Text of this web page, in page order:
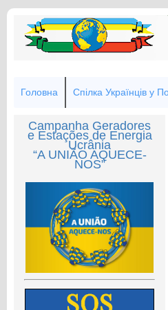
Головна Спілка Українців у
Campanha Geradores
e Estações de Energia
Ucrânia
“A UNIÃO AQUECE-
NOS”